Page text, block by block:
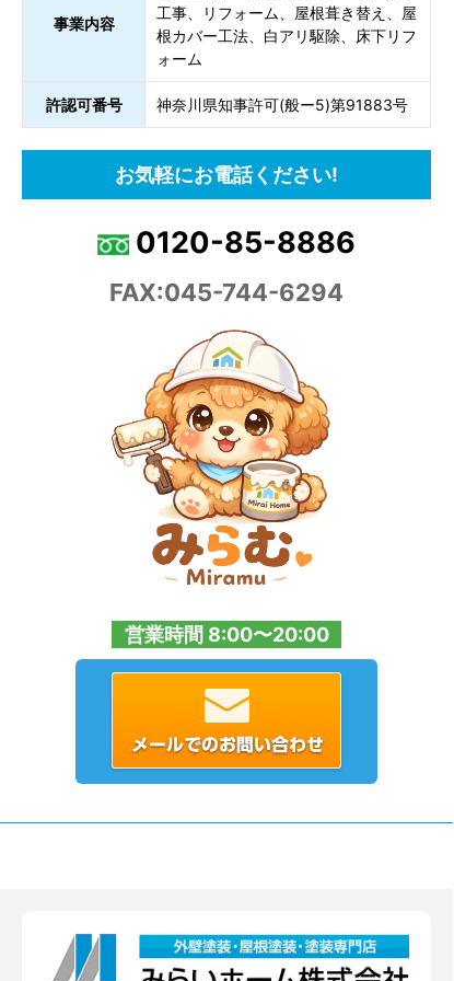
事業内容
工事、リフォーム、屋根葺き替え、屋
根カバー工法、白アリ駆除、床下リフ
ォーム
許認可番号 神奈川県知事許可(般ー5)第91883号
お気軽にお電話ください!
0120-85-8886
FAX:045-744-6294
営業時間 8:00〜20:00